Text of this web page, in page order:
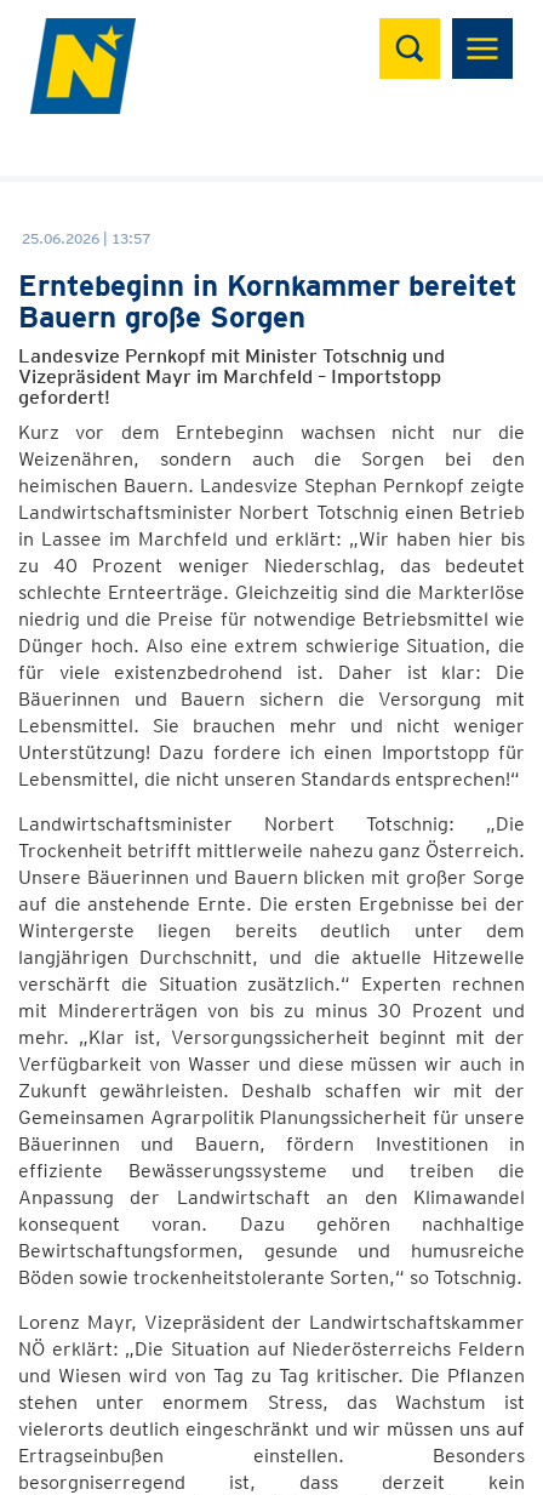
Suchen
25.06.2026 | 13:57
Erntebeginn in Kornkammer bereitet
Bauern große Sorgen
Landesvize Pernkopf mit Minister Totschnig und
Vizepräsident Mayr im Marchfeld – Importstopp
gefordert!
Kurz vor dem Erntebeginn wachsen nicht nur die
Weizenähren, sondern auch die Sorgen bei den
heimischen Bauern. Landesvize Stephan Pernkopf zeigte
Landwirtschaftsminister Norbert Totschnig einen Betrieb
in Lassee im Marchfeld und erklärt: „Wir haben hier bis
zu 40 Prozent weniger Niederschlag, das bedeutet
schlechte Ernteerträge. Gleichzeitig sind die Markterlöse
niedrig und die Preise für notwendige Betriebsmittel wie
Dünger hoch. Also eine extrem schwierige Situation, die
für viele existenzbedrohend ist. Daher ist klar: Die
Bäuerinnen und Bauern sichern die Versorgung mit
Lebensmittel. Sie brauchen mehr und nicht weniger
Unterstützung! Dazu fordere ich einen Importstopp für
Lebensmittel, die nicht unseren Standards entsprechen!“
Landwirtschaftsminister Norbert Totschnig: „Die
Trockenheit betrifft mittlerweile nahezu ganz Österreich.
Unsere Bäuerinnen und Bauern blicken mit großer Sorge
auf die anstehende Ernte. Die ersten Ergebnisse bei der
Wintergerste liegen bereits deutlich unter dem
langjährigen Durchschnitt, und die aktuelle Hitzewelle
verschärft die Situation zusätzlich.“ Experten rechnen
mit Mindererträgen von bis zu minus 30 Prozent und
mehr. „Klar ist, Versorgungssicherheit beginnt mit der
Verfügbarkeit von Wasser und diese müssen wir auch in
Zukunft gewährleisten. Deshalb schaffen wir mit der
Gemeinsamen Agrarpolitik Planungssicherheit für unsere
Bäuerinnen und Bauern, fördern Investitionen in
effiziente Bewässerungssysteme und treiben die
Anpassung der Landwirtschaft an den Klimawandel
konsequent voran. Dazu gehören nachhaltige
Bewirtschaftungsformen, gesunde und humusreiche
Böden sowie trockenheitstolerante Sorten,“ so Totschnig.
Lorenz Mayr, Vizepräsident der Landwirtschaftskammer
NÖ erklärt: „Die Situation auf Niederösterreichs Feldern
und Wiesen wird von Tag zu Tag kritischer. Die Pflanzen
stehen unter enormem Stress, das Wachstum ist
vielerorts deutlich eingeschränkt und wir müssen uns auf
Ertragseinbußen einstellen. Besonders
besorgniserregend ist, dass derzeit kein